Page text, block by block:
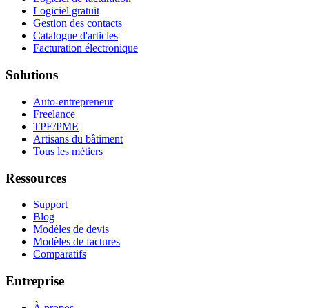
Logiciel gratuit
Gestion des contacts
Catalogue d'articles
Facturation électronique
Solutions
Auto-entrepreneur
Freelance
TPE/PME
Artisans du bâtiment
Tous les métiers
Ressources
Support
Blog
Modèles de devis
Modèles de factures
Comparatifs
Entreprise